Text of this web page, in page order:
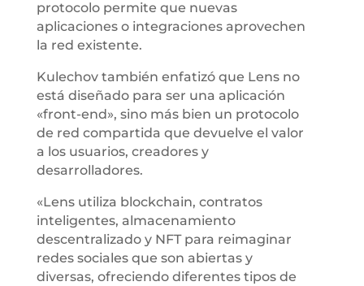
protocolo permite que nuevas
aplicaciones o integraciones aprovechen
la red existente.
Kulechov también enfatizó que Lens no
está diseñado para ser una aplicación
«front-end», sino más bien un protocolo
de red compartida que devuelve el valor
a los usuarios, creadores y
desarrolladores.
«Lens utiliza blockchain, contratos
inteligentes, almacenamiento
descentralizado y NFT para reimaginar
redes sociales que son abiertas y
diversas, ofreciendo diferentes tipos de